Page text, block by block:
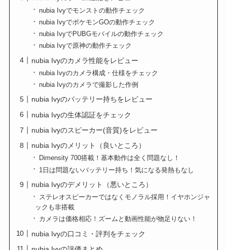
nubia Ivyでモンストの動作チェック
nubia IvyでポケモンGOの動作チェック
nubia IvyでPUBGモバイルの動作チェック
nubia Ivyで原神の動作チェック
nubia Ivyのカメラ性能をレビュー
nubia Ivyのカメラ構成・仕様をチェック
nubia Ivyのカメラで撮影した作例
nubia Ivyのバッテリー持ちをレビュー
nubia Ivyの生体認証をチェック
nubia Ivyのスピーカー(音質)をレビュー
nubia Ivyのメリット（良いところ）
Dimensity 700搭載！基本動作は全く問題なし！
1日は問題ないバッテリー持ち！気になる発熱もなし
nubia Ivyのデメリット（悪いところ）
ステレオスピーカーではなくモノラル採用！イヤホンジャ
ックも非搭載
カメラは価格相応！ズームと動画性能が物足りない！
nubia Ivyの口コミ・評判をチェック